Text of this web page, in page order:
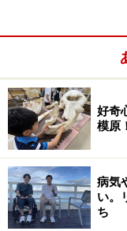
すすめな理由は、
こと。一般的な温
がちですが、併設
ッカー場、乗馬体
用意されているの
しです（※森林ス
まで）。敷地内の
中）。
好奇
模原
病気
い。
ち